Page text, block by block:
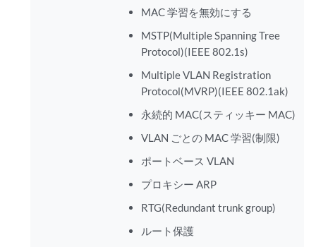
MAC 学習を無効にする
MSTP(Multiple Spanning Tree
Protocol)(IEEE 802.1s)
Multiple VLAN Registration
Protocol(MVRP)(IEEE 802.1ak)
永続的 MAC(スティッキー MAC)
VLAN ごとの MAC 学習(制限)
ポートベース VLAN
プロキシー ARP
RTG(Redundant trunk group)
ルート保護